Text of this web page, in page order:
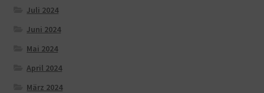
Juli 2024
Juni 2024
Mai 2024
April 2024
März 2024